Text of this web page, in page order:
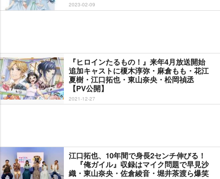
2023-02-09
『ヒロインたるもの！』来年4月放送開始
追加キャストに榎木淳弥・麻倉もも・花江
夏樹・江口拓也・東山奈央・松岡禎丞
【PV公開】
2021-12-27
江口拓也、10年間で身長2センチ伸びる！
『俺ガイル』収録はマイク問題で早見沙
織・東山奈央・佐倉綾音・堀井茶渡ら爆笑